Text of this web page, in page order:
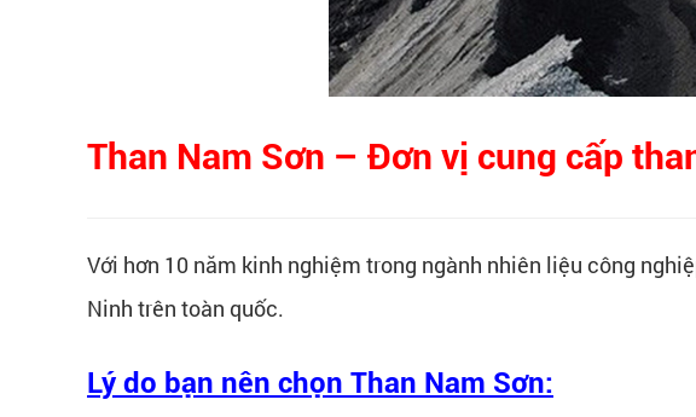
Than Nam Sơn – Đơn vị cung cấp
Với hơn 10 năm kinh nghiệm trong ngành nhiên liệu công
Ninh trên toàn quốc.
Lý do bạn nên chọn Than Nam Sơn: